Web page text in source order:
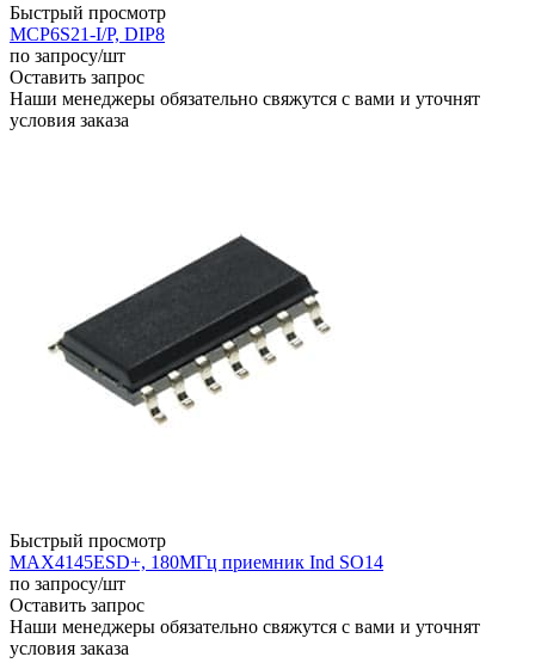
Быстрый просмотр
MCP6S21-I/P, DIP8
по запросу/шт
Оставить запрос
Наши менеджеры обязательно свяжутся с вами и уточнят
условия заказа
Быстрый просмотр
MAX4145ESD+, 180МГц приемник Ind SO14
по запросу/шт
Оставить запрос
Наши менеджеры обязательно свяжутся с вами и уточнят
условия заказа